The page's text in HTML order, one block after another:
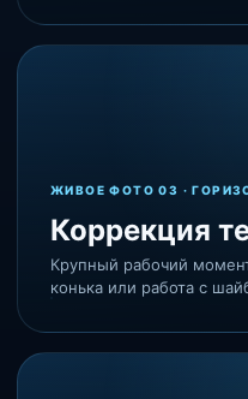
ЖИВОЕ ФОТО 03 ·
Коррекция
Крупный рабочий
конька или работа с